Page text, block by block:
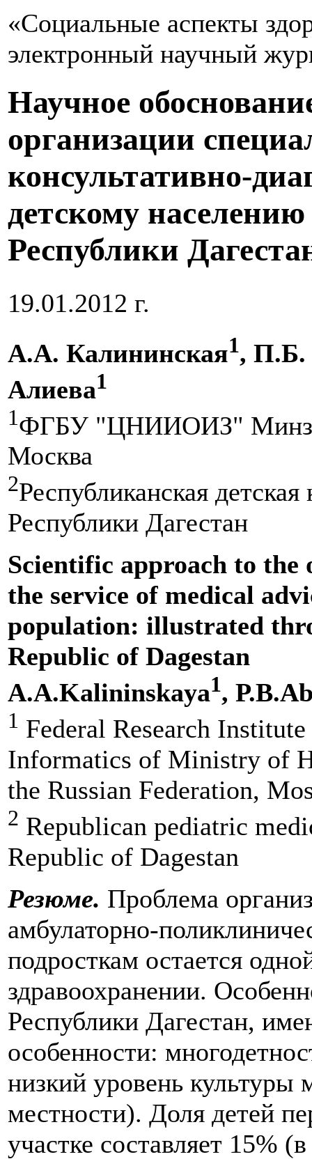
«Социальные аспекты
электронный научный
Научное
организации
консультативно-
детскому
Республики
19.01.2012 г.
А.А. Калининская1, П.Б.
Алиева1
1ФГБУ "ЦНИИОИЗ"
Москва
2Республиканская
Республики Дагестан
Scientific approach to
the service of medical
population: illustrated
Republic of Dagestan
A.A.Kalininskaya1,
1 Federal Research
Informatics of Ministry of
the Russian Federation,
2 Republican pediatric
Republic of Dagestan
Резюме. Проблема
амбулаторно-
подросткам остается
здравоохранении.
Республики Дагестан,
особенности:
низкий уровень культуры
местности). Доля детей
участке составляет 15%